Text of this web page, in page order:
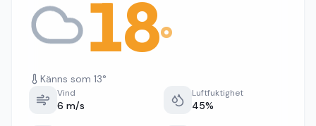
18°
Känns som 13°
Vind
6 m/s
Luftfuktighet
45%